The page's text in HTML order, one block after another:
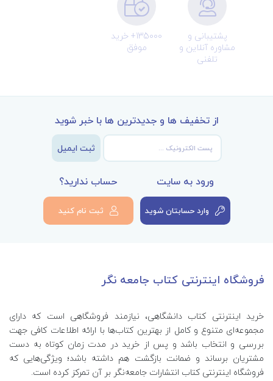
پشتیبانی و
مشاوره آنلاین و
تلفنی
135000+ خرید
موفق
از تخفیف ها و جدیدترین ها با خبر شوید
ثبت ایمیل
ورود به سایت
وارد حسابتان شوید
حساب ندارید؟
ثبت نام کنید
فروشگاه اینترنتی کتاب جامعه نگر
خرید اینترنتی کتاب‌ دانشگاهی، نیازمند فروشگاهی است که دارای
مجموعه‌ای متنوع و کامل از بهترین کتاب‌ها با ارائه اطلاعات کافی جهت
بررسی و انتخاب باشد و پس از خرید در مدت زمان کوتاه به دست
مشتریان برساند و ضمانت بازگشت هم داشته باشد؛ ویژگی‌هایی که
فروشگاه اینترنتی کتاب انتشارات جامعه‌نگر بر آن تمرکز کرده است.